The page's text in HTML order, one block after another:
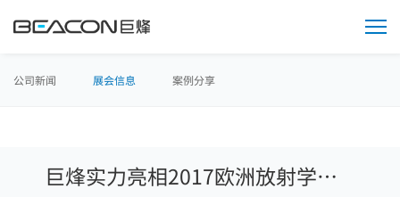
公司新闻 展会信息 案例分享
巨烽实力亮相2017欧洲放射学协